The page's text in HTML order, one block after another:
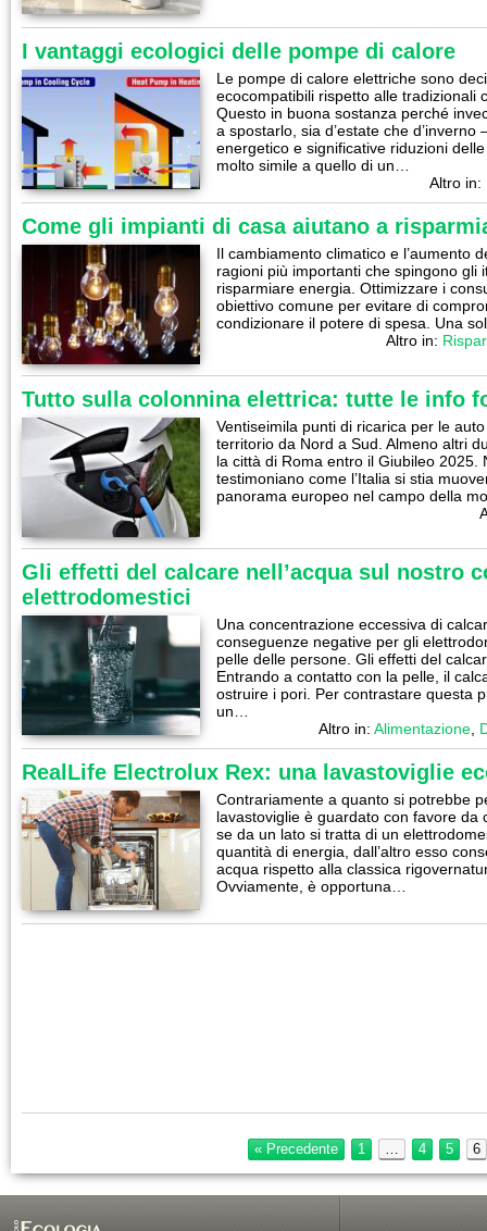
I vantaggi ecologici delle pompe di calore
Le pompe di calore elettriche sono
ecocompatibili rispetto alle tradizionali
Questo in buona sostanza perché
a spostarlo, sia d’estate che
energetico e significative riduzioni
molto simile a quello di un…
Altro in:
Come gli impianti di casa aiutano a
Il cambiamento climatico e l’aumento
ragioni più importanti che spingono gli
risparmiare energia. Ottimizzare i
obiettivo comune per evitare di
condizionare il potere di spesa. Una
Altro in:
Tutto sulla colonnina elettrica: tutte le info
Ventiseimila punti di ricarica per le
territorio da Nord a Sud. Almeno altri
la città di Roma entro il Giubileo 2025.
testimoniano come l’Italia si stia
panorama europeo nel campo della
Gli effetti del calcare nell’acqua sul nostro
elettrodomestici
Una concentrazione eccessiva di
conseguenze negative per gli
pelle delle persone. Gli effetti del
Entrando a contatto con la pelle, il
ostruire i pori. Per contrastare questa
un…
Altro in: Alimentazione
RealLife Electrolux Rex: una lavastoviglie
Contrariamente a quanto si potrebbe
lavastoviglie è guardato con favore da
se da un lato si tratta di un
quantità di energia, dall’altro esso
acqua rispetto alla classica
Ovviamente, è opportuna…
« Precedente 1 … 4 5 6